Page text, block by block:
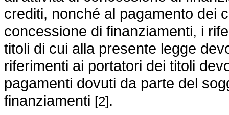
crediti, nonché al pagamento dei
concessione di finanziamenti, i
titoli di cui alla presente legge
riferimenti ai portatori dei titoli
pagamenti dovuti da parte del
finanziamenti [2].